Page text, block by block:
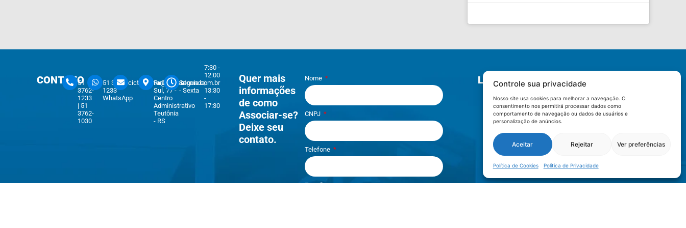
Controle sua privacidade
Nosso site usa cookies para melhorar a navegação. O
consentimento nos permitirá processar dados como
comportamento de navegação ou dados de usuários e
personalização de anúncios.
Aceitar Rejeitar Ver preferências
Política de Cookies Política de Privacidade
CONTATO
51
3762-
1233
| 51
3762-
1030
51 3762-
1233
WhatsApp
cicteutonia@cicteutonia.com.br
Rua Um
Sul, 77 -
Centro
Administrativo
Teutônia
- RS
Segunda
- Sexta
7:30 -
12:00
|
13:30
-
17:30
Quer mais
informações
de como
Associar-se?
Deixe seu
contato.
Nome
CNPJ
Telefone
E-mail
LOCALIZAÇÃO